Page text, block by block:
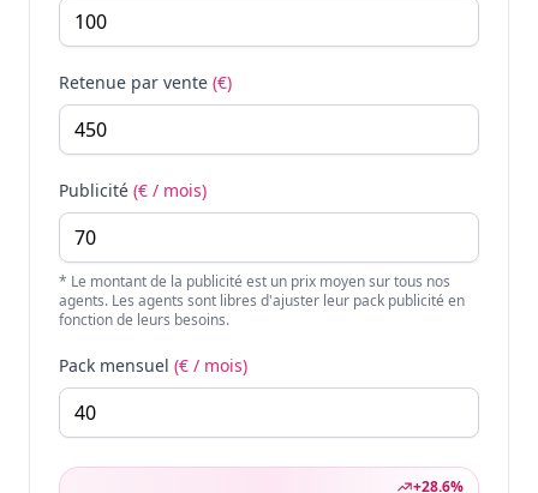
Retenue par vente (€)
Publicité (€ / mois)
* Le montant de la publicité est un prix moyen sur tous nos
agents. Les agents sont libres d'ajuster leur pack publicité en
fonction de leurs besoins.
Pack mensuel (€ / mois)
+28.6%